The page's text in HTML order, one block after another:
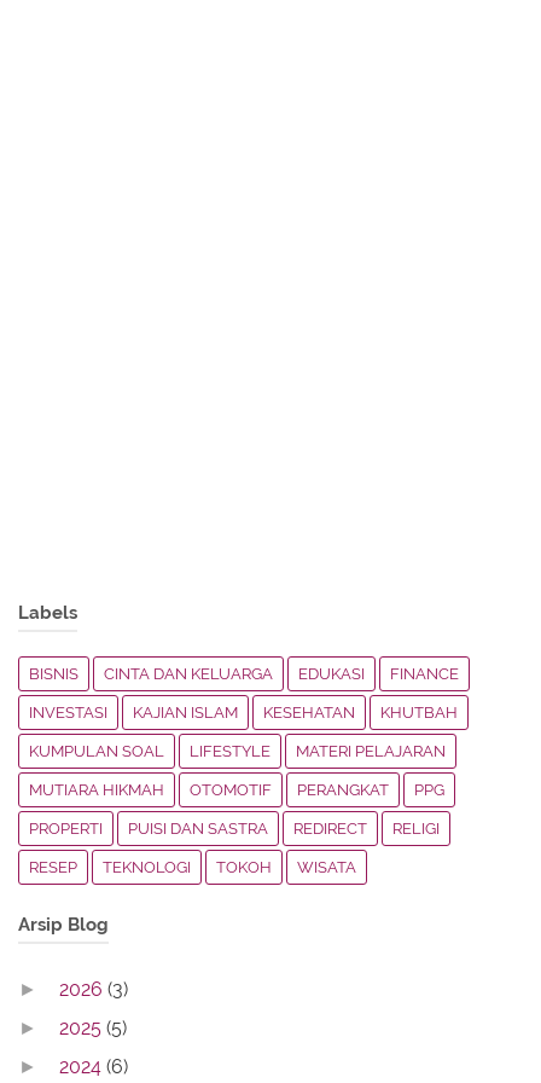
Labels
BISNIS CINTA DAN KELUARGA EDUKASI FINANCE
INVESTASI KAJIAN ISLAM KESEHATAN KHUTBAH
KUMPULAN SOAL LIFESTYLE MATERI PELAJARAN
MUTIARA HIKMAH OTOMOTIF PERANGKAT PPG
PROPERTI PUISI DAN SASTRA REDIRECT RELIGI
RESEP TEKNOLOGI TOKOH WISATA
Arsip Blog
► 2026 (3)
► 2025 (5)
► 2024 (6)